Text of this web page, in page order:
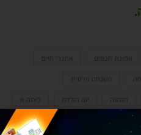
אמונת חכמים אתגרי חיים
השגחה פרטית
יום הולדת
עצות מעשיות